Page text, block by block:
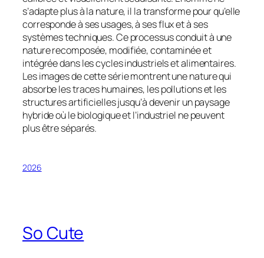
s’adapte plus à la nature, il la transforme pour qu’elle
corresponde à ses usages, à ses flux et à ses
systèmes techniques. Ce processus conduit à une
nature recomposée, modifiée, contaminée et
intégrée dans les cycles industriels et alimentaires.
Les images de cette série montrent une nature qui
absorbe les traces humaines, les pollutions et les
structures artificielles jusqu’à devenir un paysage
hybride où le biologique et l’industriel ne peuvent
plus être séparés.
2026
So Cute